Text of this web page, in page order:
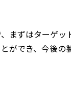
まずはターゲッ
ができ、今後の